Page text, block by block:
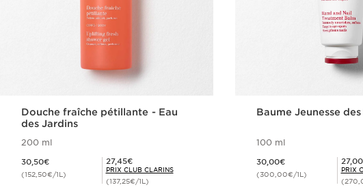
Douche fraîche pétillante - Eau
des Jardins
200 ml
30,50€
(152,50€/1L)
Prix Club Clarins 27,45€
27,45€
PRIX CLUB CLARINS
(137,25€/1L)
Baume Jeunesse des
100 ml
30,00€
(300,00€/1L)
Prix Club Clarins
PRIX